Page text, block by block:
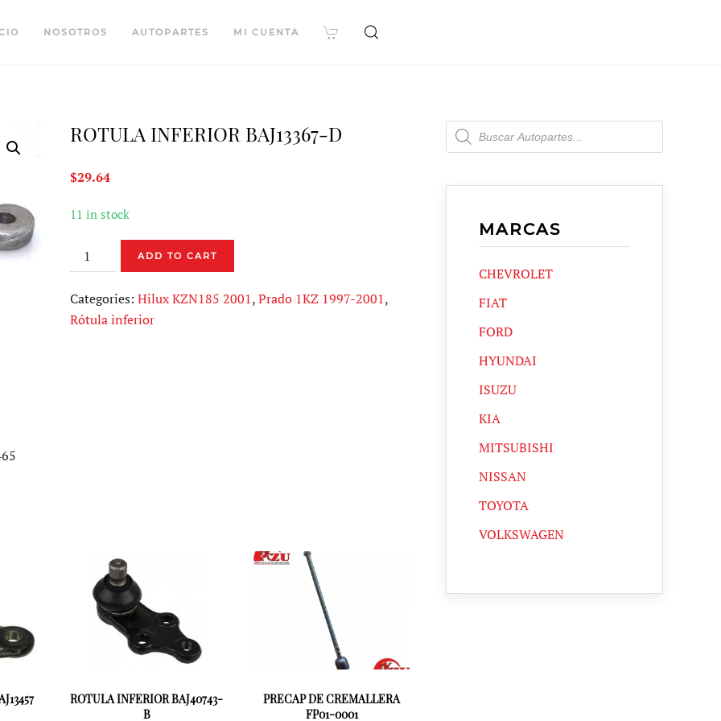
NOSOTROS AUTOPARTES MI CUENTA
ROTULA INFERIOR BAJ13367-D
$29.64
11 in stock
ROTULA
INFERIOR
BAJ13367-
D
ADD TO CART
Categories: Hilux KZN185 2001,Prado 1KZ 1997-2001,
Rótula inferior
ROTULA INFERIOR BAJ40743-
B
PRECAP DE CREMALLERA
FP01-0001
Products
search
MARCAS
CHEVROLET
FIAT
FORD
HYUNDAI
ISUZU
KIA
MITSUBISHI
NISSAN
TOYOTA
VOLKSWAGEN